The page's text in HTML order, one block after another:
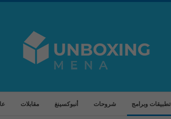
تطبيقات وبرامج شروحات أنبوكسينغ مقابلات